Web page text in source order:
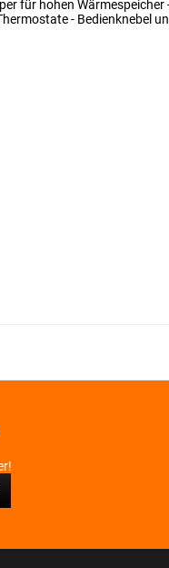
für hohen
- Bedienknebel